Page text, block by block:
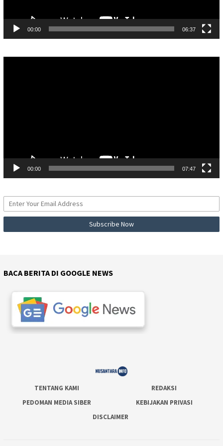
00:00 06:37
00:00 07:47
BACA BERITA DI GOOGLE NEWS
TENTANG KAMI
REDAKSI
PEDOMAN MEDIA SIBER
KEBIJAKAN PRIVASI
DISCLAIMER